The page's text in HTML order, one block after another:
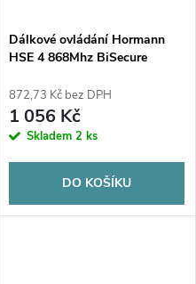
Dálkové ovládání Hormann
HSE 4 868Mhz BiSecure
872,73 Kč bez DPH
1 056 Kč
Skladem 2 ks
DO KOŠÍKU